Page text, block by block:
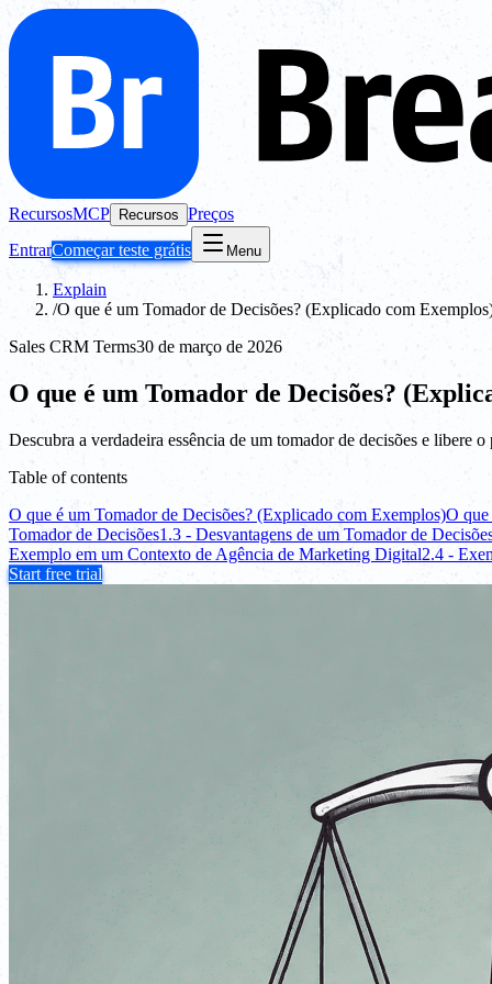
RecursosMCP Recursos Preços
EntrarComeçar teste grátis Menu
Explain
/O que é um Tomador de Decisões? (Explicado com
Sales CRM Terms30 de março de 2026
O que é um Tomador de Decisões?
Descubra a verdadeira essência de um tomador de decisões e libere
Table of contents
O que é um Tomador de Decisões? (Explicado com Exemplos)O que
Tomador de Decisões1.3 - Desvantagens de um Tomador de
Exemplo em um Contexto de Agência de Marketing Digital2.4 -
Start free trial